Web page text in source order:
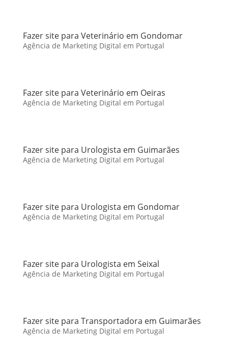
Fazer site para Veterinário em Gondomar
Agência de Marketing Digital em Portugal
Fazer site para Veterinário em Oeiras
Agência de Marketing Digital em Portugal
Fazer site para Urologista em Guimarães
Agência de Marketing Digital em Portugal
Fazer site para Urologista em Gondomar
Agência de Marketing Digital em Portugal
Fazer site para Urologista em Seixal
Agência de Marketing Digital em Portugal
Fazer site para Transportadora em Guimarães
Agência de Marketing Digital em Portugal